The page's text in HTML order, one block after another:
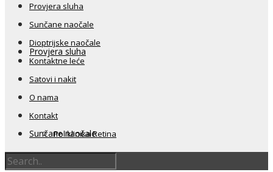
Provjera sluha
Sunčane naočale
Provjera sluha
Sunčane naočale
Dioptrijske naočale
Kontaktne leće
Satovi i nakit
O nama
Kontakt
Poliklinika Retina